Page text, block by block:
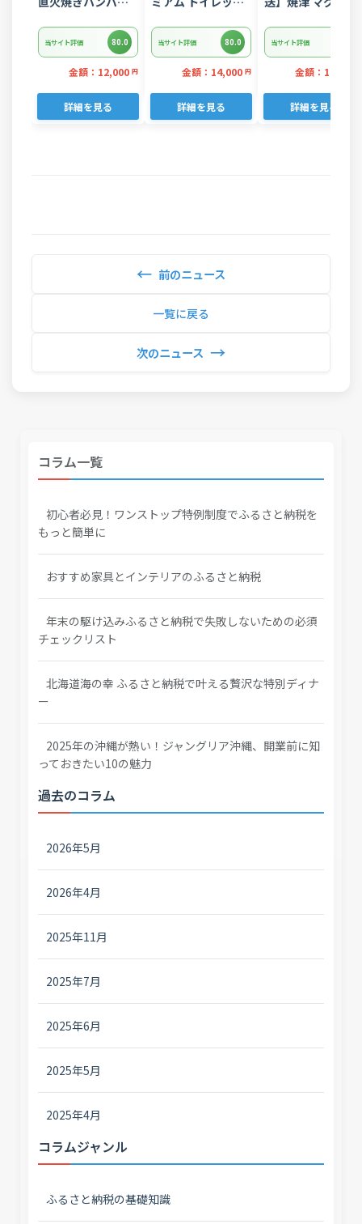
ス 3kg 22個入り
当サイト評価 80.0
金額：12,000 円
詳細を見る
ロール 日用品 人気
当サイト評価 80.0
金額：14,000 円
詳細を見る
ぎとろ(a10-
875202606)
当サイト評価
金額：11,000
詳細を見る
← 前のニュース
一覧に戻る
次のニュース →
コラム一覧
初心者必見！ワンストップ特例制度でふるさと納税を
もっと簡単に
おすすめ家具とインテリアのふるさと納税
年末の駆け込みふるさと納税で失敗しないための必須
チェックリスト
北海道海の幸 ふるさと納税で叶える贅沢な特別ディナ
ー
2025年の沖縄が熱い！ジャングリア沖縄、開業前に知
っておきたい10の魅力
過去のコラム
2026年5月
2026年4月
2025年11月
2025年7月
2025年6月
2025年5月
2025年4月
コラムジャンル
ふるさと納税の基礎知識